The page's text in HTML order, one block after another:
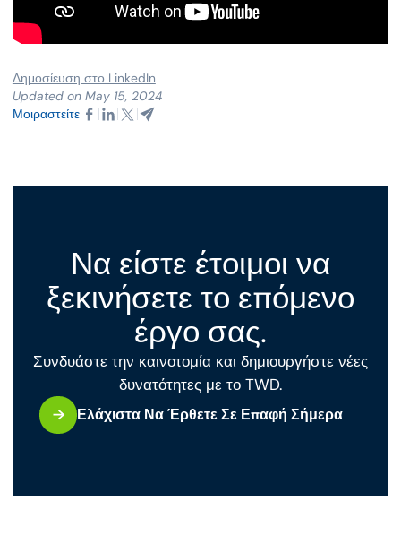
Δημοσίευση στο LinkedIn
Updated on May 15, 2024
Μοιραστείτε
Να είστε έτοιμοι να
ξεκινήσετε το επόμενο
έργο σας.
Συνδυάστε την καινοτομία και δημιουργήστε νέες
δυνατότητες με το TWD.
Ελάχιστα Να Έρθετε Σε Επαφή Σήμερα